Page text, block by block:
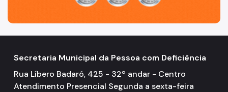
Secretaria Municipal da Pessoa com Deficiência
Rua Líbero Badaró, 425 - 32º andar - Centro
Atendimento Presencial Segunda a sexta-feira